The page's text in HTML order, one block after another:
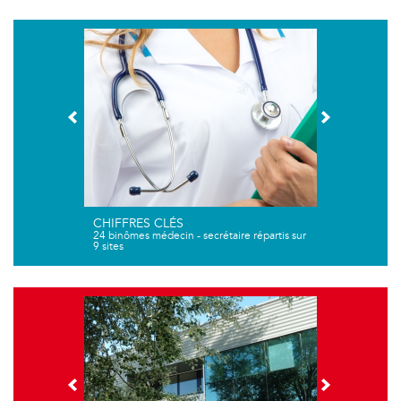
CHIFFRES CLÉS
24 binômes médecin - secrétaire répartis sur
9 sites